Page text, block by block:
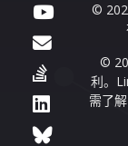
©
©
利。
需了